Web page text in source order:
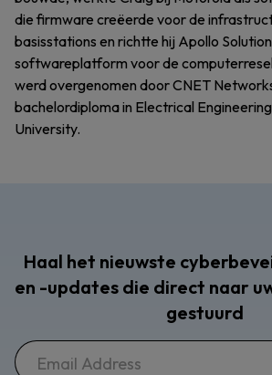
die firmware creëerde voor de
basisstations en richtte hij Apollo
softwareplatform voor de
werd overgenomen door CNET
bachelordiploma in Electrical
University.
Haal het nieuwste
en -updates die direct naar
gestuurd